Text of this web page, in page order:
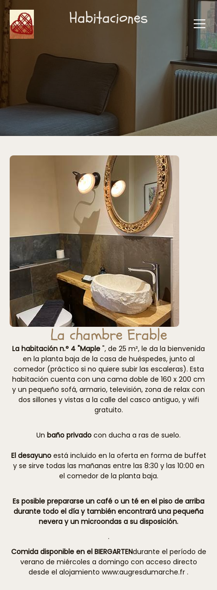
Habitaciones
La chambre Erable
La habitación n.° 4 "Maple ", de 25 m², le da la bienvenida
en la planta baja de la casa de huéspedes, junto al
comedor (práctico si no quiere subir las escaleras). Esta
habitación cuenta con una cama doble de 160 x 200 cm
y un pequeño sofá, armario, televisión, zona de relax con
dos sillones y vistas a la calle del casco antiguo, y wifi
gratuito.
Un baño privado con ducha a ras de suelo.
El desayunoestá incluido en la oferta en forma de buffet
y se sirve todas las mañanas entre las 8:30 y las 10:00 en
el comedor de la planta baja.
Es posible prepararse un café o un té en el piso de arriba
durante todo el día y también encontrará una pequeña
nevera y un microondas a su disposición.
.
Comida disponible en el BIERGARTENdurante el período de
verano de miércoles a domingo con acceso directo
desde el alojamiento www:augresdumarche.fr .